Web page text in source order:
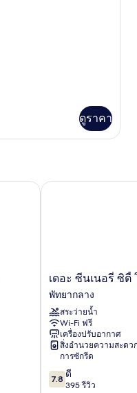
ดูราคา
เดอะ
ซีน
เนอ
รี่
ซิตี้
โฮเต็ล
พัทยา
เดอะ ซีนเนอรี่ ซิตี้
พัทยากลาง
สระว่ายน้ำ
Wi-Fi ฟรี
เครื่องปรับอากาศ
สิ่งอำนวยความสะดว
การซักรีด
7.8
จาก
7.8 ดี
395 รีวิว
เดอะ ซีนเนอรี่ ซิตี้ โฮ